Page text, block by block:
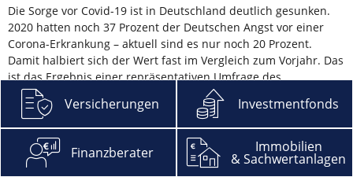
Die Sorge vor Covid-19 ist in Deutschland deutlich gesunken.
2020 hatten noch 37 Prozent der Deutschen Angst vor einer
Corona-Erkrankung – aktuell sind es nur noch 20 Prozent.
Damit halbiert sich der Wert fast im Vergleich zum Vorjahr. Das
ist das Ergebnis einer repräsentativen Umfrage des …
mehr
Versicherungen Investmentfonds
Finanzberater Immobilien
& Sachwertanlagen